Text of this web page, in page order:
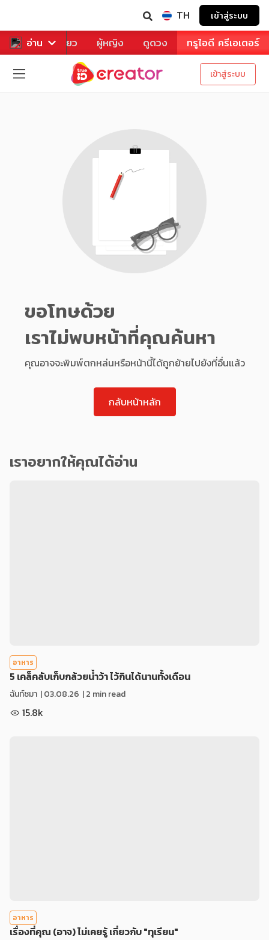
TH เข้าสู่ระบบ
อ่าน
หาร ท่องเที่ยว ผู้หญิง ดูดวง ทรูไอดี ครีเอเตอร์
เข้าสู่ระบบ
ขอโทษด้วย
เราไม่พบหน้าที่คุณค้นหา
คุณอาจจะพิมพ์ตกหล่นหรือหน้านี้ได้ถูกย้ายไปยังที่อื่นแล้ว
กลับหน้าหลัก
เราอยากให้คุณได้อ่าน
อาหาร
5 เคล็คลับเก็บกล้วยน้ำว้า ไว้กินได้นานทั้งเดือน
ฉันท์ชมา |03.08.26 | 2 min read
15.8k
อาหาร
เรื่องที่คุณ (อาจ) ไม่เคยรู้ เกี่ยวกับ "ทุเรียน"